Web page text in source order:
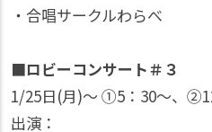
・合唱サークルわらべ
■ロビーコンサート＃３
1/25日(月)〜 ①5：30〜、
出演：